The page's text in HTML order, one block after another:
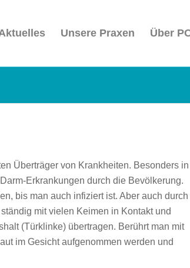
Unsere Praxen Über
Überträger von Krankheiten. Besonders in
Erkrankungen durch die Bevölkerung.
bis man auch infiziert ist. Aber auch durch
mit vielen Keimen in Kontakt und
(Türklinke) übertragen. Berührt man mit
im Gesicht aufgenommen werden und